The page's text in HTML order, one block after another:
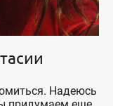
Надеюсь